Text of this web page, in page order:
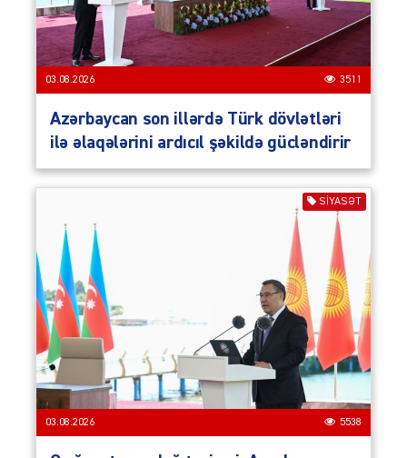
03.08.2026 3511
Azərbaycan son illərdə Türk dövlətləri
ilə əlaqələrini ardıcıl şəkildə gücləndirir
SIYASƏT
03.08.2026 5538